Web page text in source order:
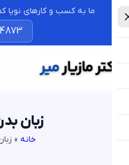
ما به کسب و کارهای نوپا کمک
زبان
»زبان